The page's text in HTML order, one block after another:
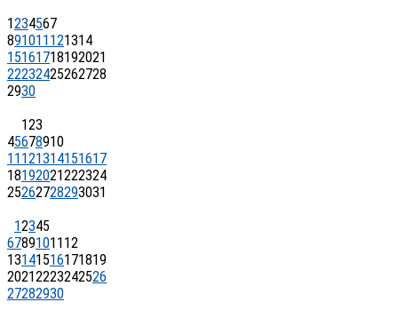
1234567
891011 121314
15161718192021
22232425262728
2930
123
45678910
11 121314151617
18192021222324
25262728293031
12345
67891011 12
13141516171819
20212223242526
27282930